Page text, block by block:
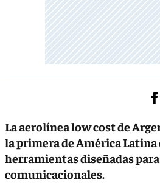
La aerolínea low cost de
la primera de América
herramientas diseñadas
comunicacionales.